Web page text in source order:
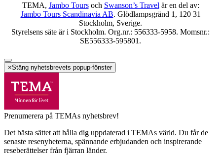
TEMA, Jambo Toursoch Swanson’s Travel är en del av:
Jambo Tours Scandinavia AB. Glödlampsgränd 1, 120 31
Stockholm, Sverige.
Styrelsens säte är i Stockholm. Org.nr.: 556333-5958. Momsnr.:
SE556333-595801.
×Stäng nyhetsbrevets popup-fönster
Prenumerera på TEMAs nyhetsbrev!
Det bästa sättet att hålla dig uppdaterad i TEMAs värld. Du får de
senaste resenyheterna, spännande erbjudanden och inspirerande
reseberättelser från fjärran länder.